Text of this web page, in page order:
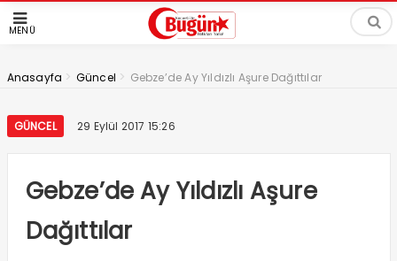
MENÜ
Anasayfa > Güncel > Gebze’de Ay Yıldızlı Aşure Dağıttılar
GÜNCEL 29 Eylül 2017 15:26
Gebze’de Ay Yıldızlı Aşure
Dağıttılar